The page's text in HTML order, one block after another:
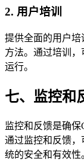
2. 用户培训
提供全面的用户培
方法。通过培训
运行。
七、监控和
监控和反馈是确保
通过监控和反馈
统的安全和有效性